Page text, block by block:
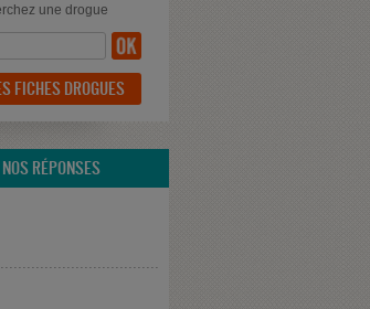
une drogue
FICHES DROGUES
RÉPONSES